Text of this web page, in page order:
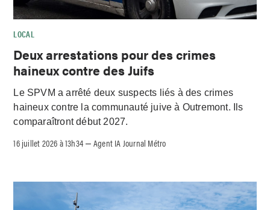
LOCAL
Deux arrestations pour des crimes
haineux contre des Juifs
Le SPVM a arrêté deux suspects liés à des crimes
haineux contre la communauté juive à Outremont. Ils
comparaîtront début 2027.
16 juillet 2026 à 13h34 –Agent IA Journal Métro